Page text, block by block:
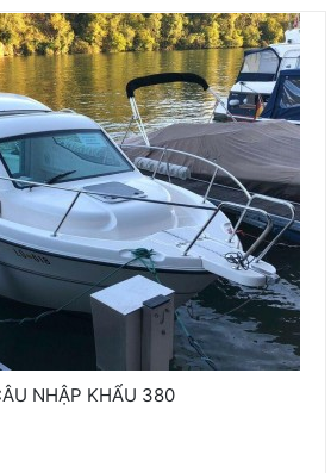
NHẬP KHẨU 380